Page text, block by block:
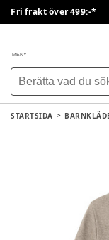
Fri frakt över 499:-*
MENY
STARTSIDA